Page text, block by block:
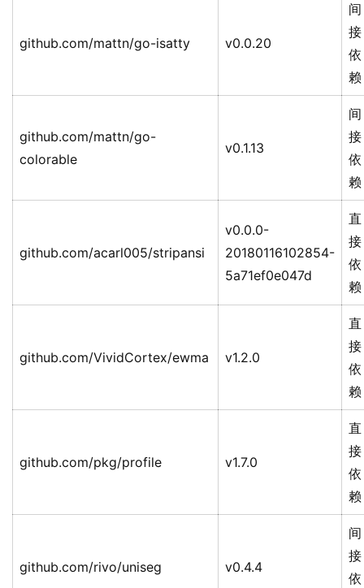
github.com/mattn/go-isatty v0.0.20
间
接
依
赖
github.com/mattn/go-
colorable
v0.1.13
间
接
依
赖
github.com/acarl005/stripansi
v0.0.0-
20180116102854-
5a71ef0e047d
直
接
依
赖
github.com/VividCortex/ewma v1.2.0
直
接
依
赖
github.com/pkg/profile v1.7.0
直
接
依
赖
github.com/rivo/uniseg v0.4.4
间
接
依